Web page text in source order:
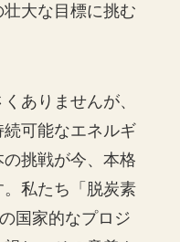
大な目標に挑む
ありませんが、
可能なエネルギ
挑戦が今、本格
私たち「脱炭素
国家的なプロジ